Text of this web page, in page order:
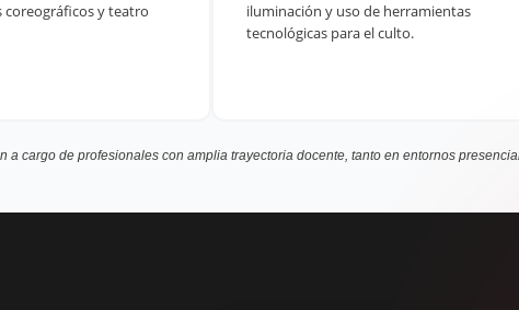
coreográficos y teatro
iluminación y uso de herramientas
tecnológicas para el culto.
a cargo de profesionales con amplia trayectoria docente, tanto en entornos